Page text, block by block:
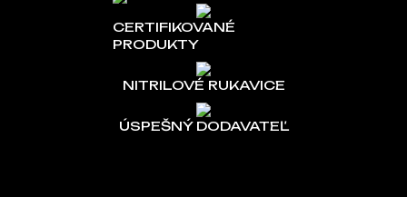
CERTIFIKOVANÉ
PRODUKTY
NITRILOVÉ RUKAVICE
ÚSPEŠNÝ DODAVATEĽ